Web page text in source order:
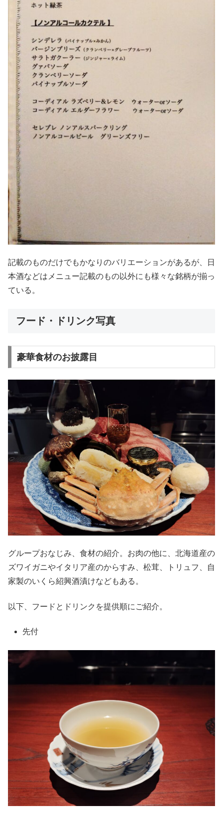
記載のものだけでもかなりのバリエーションがあるが、日
本酒などはメニュー記載のもの以外にも様々な銘柄が揃っ
ている。
フード・ドリンク写真
豪華食材のお披露目
グループおなじみ、食材の紹介。お肉の他に、北海道産の
ズワイガニやイタリア産のからすみ、松茸、トリュフ、自
家製のいくら紹興酒漬けなどもある。
以下、フードとドリンクを提供順にご紹介。
先付